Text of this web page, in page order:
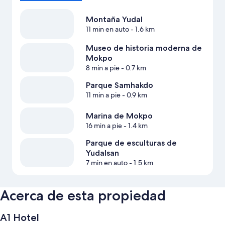
Montaña Yudal
11 min en auto- 1.6 km
Museo de historia moderna de
Mokpo
8 min a pie- 0.7 km
Parque Samhakdo
11 min a pie- 0.9 km
Marina de Mokpo
16 min a pie- 1.4 km
Parque de esculturas de
Yudalsan
7 min en auto- 1.5 km
Acerca de esta propiedad
A1 Hotel